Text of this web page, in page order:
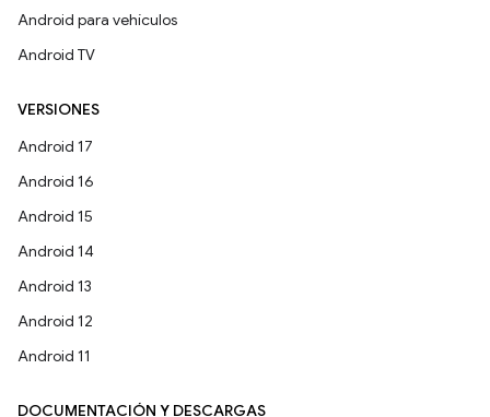
Android para vehículos
Android TV
VERSIONES
Android 17
Android 16
Android 15
Android 14
Android 13
Android 12
Android 11
DOCUMENTACIÓN Y DESCARGAS